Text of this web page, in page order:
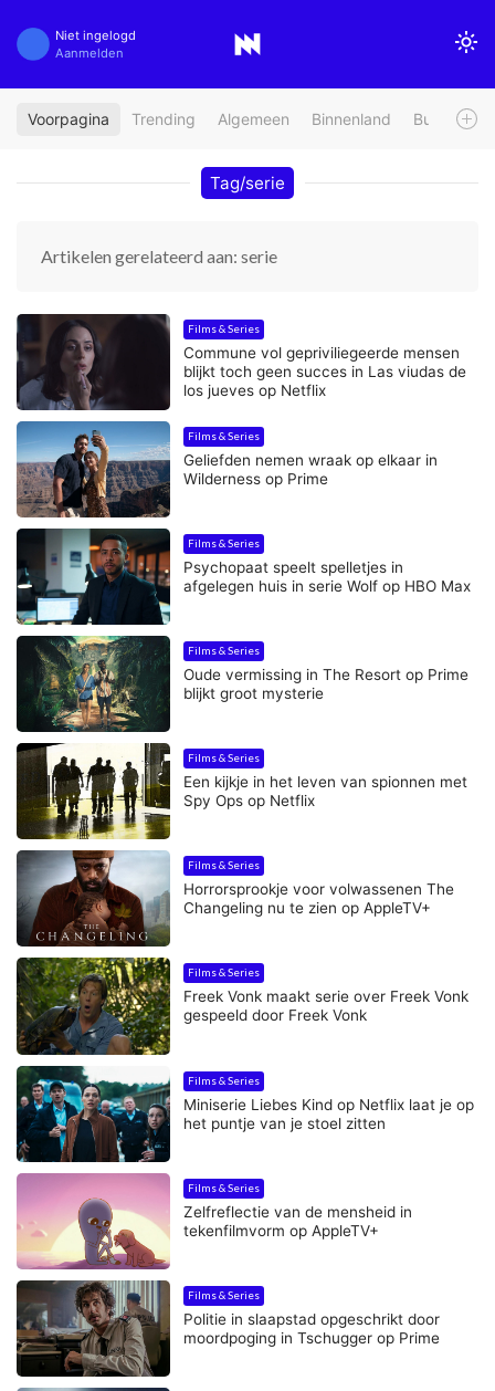
Niet ingelogd
Aanmelden
Voorpagina Trending Algemeen Binnenland Buitenland
Tag/serie
Artikelen gerelateerd aan: serie
Films & Series
Commune vol gepriviliegeerde mensen
blijkt toch geen succes in Las viudas de
los jueves op Netflix
Films & Series
Geliefden nemen wraak op elkaar in
Wilderness op Prime
Films & Series
Psychopaat speelt spelletjes in
afgelegen huis in serie Wolf op HBO Max
Films & Series
Oude vermissing in The Resort op Prime
blijkt groot mysterie
Films & Series
Een kijkje in het leven van spionnen met
Spy Ops op Netflix
Films & Series
Horrorsprookje voor volwassenen The
Changeling nu te zien op AppleTV+
Films & Series
Freek Vonk maakt serie over Freek Vonk
gespeeld door Freek Vonk
Films & Series
Miniserie Liebes Kind op Netflix laat je op
het puntje van je stoel zitten
Films & Series
Zelfreflectie van de mensheid in
tekenfilmvorm op AppleTV+
Films & Series
Politie in slaapstad opgeschrikt door
moordpoging in Tschugger op Prime